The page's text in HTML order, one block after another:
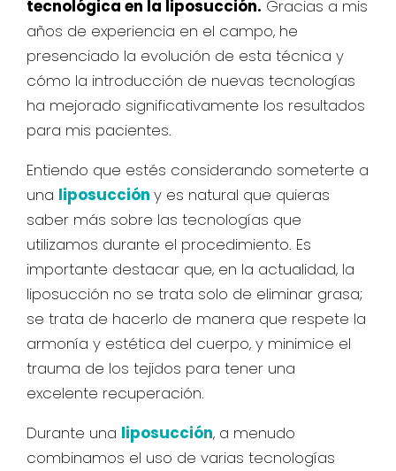
tecnológica en la liposucción. Gracias a mis
años de experiencia en el campo, he
presenciado la evolución de esta técnica y
cómo la introducción de nuevas tecnologías
ha mejorado significativamente los resultados
para mis pacientes.
Entiendo que estés considerando someterte a
una liposucción y es natural que quieras
saber más sobre las tecnologías que
utilizamos durante el procedimiento. Es
importante destacar que, en la actualidad, la
liposucción no se trata solo de eliminar grasa;
se trata de hacerlo de manera que respete la
armonía y estética del cuerpo, y minimice el
trauma de los tejidos para tener una
excelente recuperación.
Durante una liposucción, a menudo
combinamos el uso de varias tecnologías